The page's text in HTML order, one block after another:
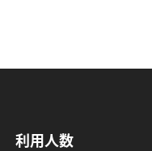
利用人数